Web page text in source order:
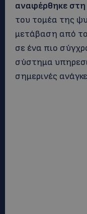
αναφέρθηκε στη
του τομέα της
μετάβαση από το
σε ένα πιο
σύστημα
σημερινές